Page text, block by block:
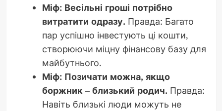
Міф: Весільні гроші потрібно
витратити одразу. Правда: Багато
пар успішно інвестують ці кошти,
створюючи міцну фінансову базу для
майбутнього.
Міф: Позичати можна, якщо
боржник – близький родич. Правда:
Навіть близькі люди можуть не